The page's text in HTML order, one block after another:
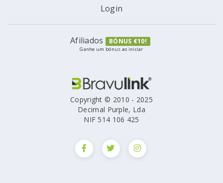
Login
Afiliados BÓNUS €10!
Ganhe um bónus ao iniciar
Copyright © 2010 - 2025
Decimal Purple, Lda
NIF 514 106 425